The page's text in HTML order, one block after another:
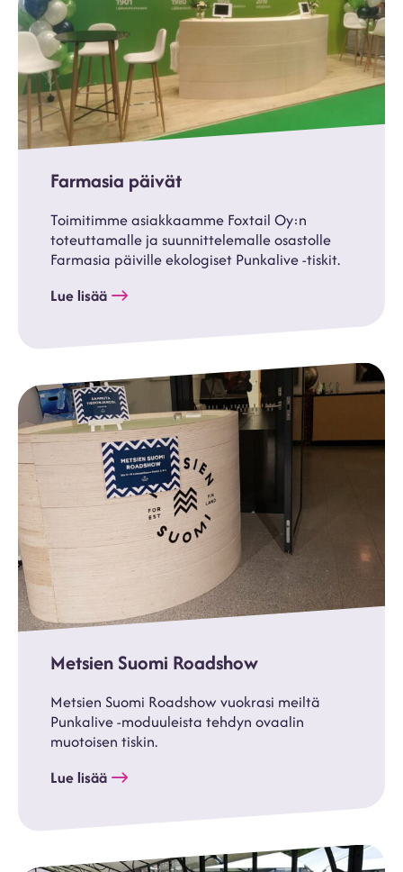
Farmasia päivät
Toimitimme asiakkaamme Foxtail Oy:n
toteuttamalle ja suunnittelemalle osastolle
Farmasia päiville ekologiset Punkalive -tiskit.
Lue lisää
Metsien Suomi Roadshow
Metsien Suomi Roadshow vuokrasi meiltä
Punkalive -moduuleista tehdyn ovaalin
muotoisen tiskin.
Lue lisää